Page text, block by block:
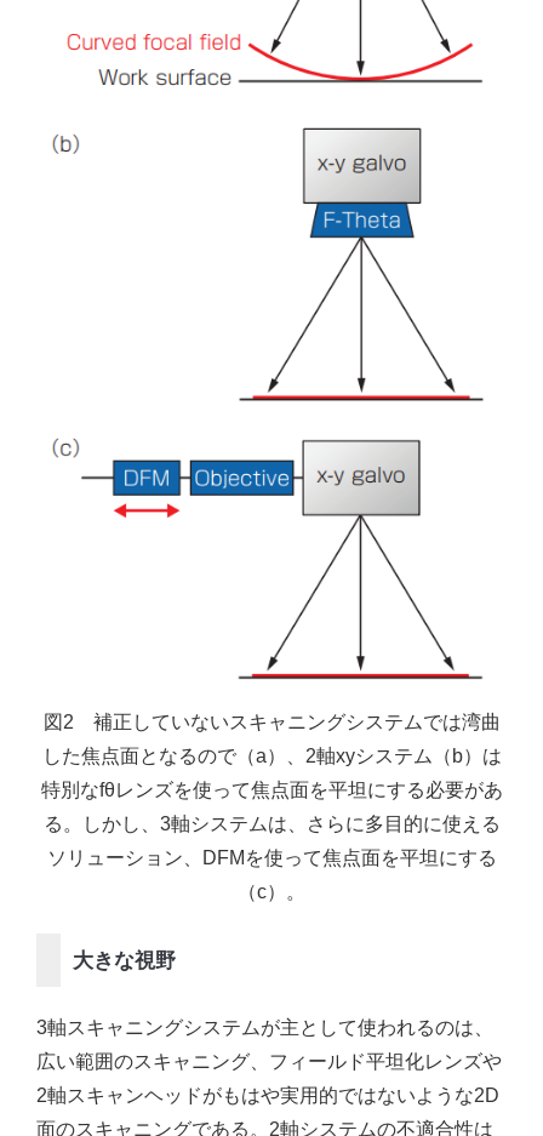
図2 補正していないスキャニングシステムでは湾曲
した焦点面となるので（a）、2軸xyシステム（b）は
特別なfθレンズを使って焦点面を平坦にする必要があ
る。しかし、3軸システムは、さらに多目的に使える
ソリューション、DFMを使って焦点面を平坦にする
（c）。
大きな視野
3軸スキャニングシステムが主として使われるのは、
広い範囲のスキャニング、フィールド平坦化レンズや
2軸スキャンヘッドがもはや実用的ではないような2D
面のスキャニングである。2軸システムの不適合性は